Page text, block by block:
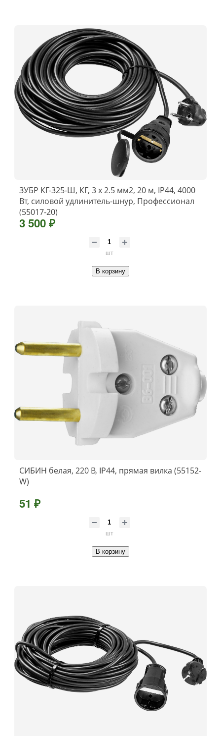
ЗУБР КГ-325-Ш, КГ, 3 х 2.5 мм2, 20 м, IP44, 4000
Вт, силовой удлинитель-шнур, Профессионал
(55017-20)
3 500 ₽
шт
В корзину
СИБИН белая, 220 В, IP44, прямая вилка (55152-
W)
51 ₽
шт
В корзину